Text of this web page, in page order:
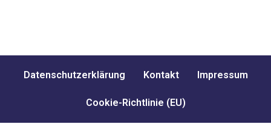
Datenschutzerklärung Kontakt Impressum
Cookie-Richtlinie (EU)